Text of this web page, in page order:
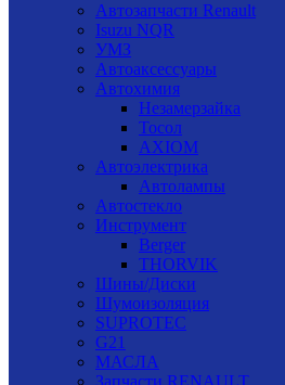
Автозапчасти Renault
Isuzu NQR
УМЗ
Автоаксессуары
Автохимия
Незамерзайка
Тосол
AXIOM
Автоэлектрика
Автолампы
Автостекло
Инструмент
Berger
THORVIK
Шины/Диски
Шумоизоляция
SUPROTEC
G21
МАСЛА
Запчасти RENAULT